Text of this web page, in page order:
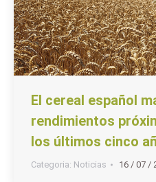
El cereal español
rendimientos
los últimos cinco
Categoria: Noticias 16 / 07 /